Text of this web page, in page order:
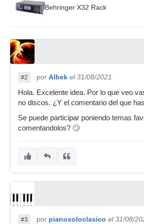
Behringer X32 Rack
#2 por Albek el 31/08/2021
Hola. Excelente idea. Por lo que veo
no discos. ¿Y el comentario del que
Se puede participar poniendo temas
comentandolos? 🙄
#3 por pianosoloclasico el 31/08/